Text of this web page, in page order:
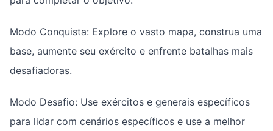
Modo Conquista: Explore o vasto mapa, construa uma
base, aumente seu exército e enfrente batalhas mais
desafiadoras.
Modo Desafio: Use exércitos e generais específicos
para lidar com cenários específicos e use a melhor